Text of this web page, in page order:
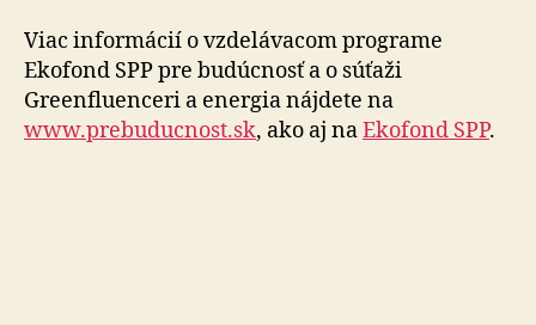
Viac informácií o vzdelávacom programe
Ekofond SPP pre budúcnosť a o súťaži
Greenfluenceri a energia nájdete na
www.prebuducnost.sk, ako aj naEkofond SPP.